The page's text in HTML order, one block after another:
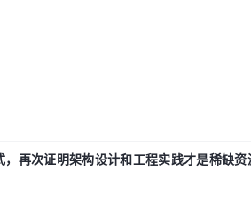
再次证明架构设计和工程实践才是稀缺资